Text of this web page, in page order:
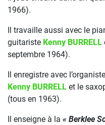
1966).
Il travaille aussi avec le
guitariste Kenny BURRELL
septembre 1964).
Il enregistre avec l’organiste
Kenny BURRELL et le
(tous en 1963).
Il enseigne à la « Berklee